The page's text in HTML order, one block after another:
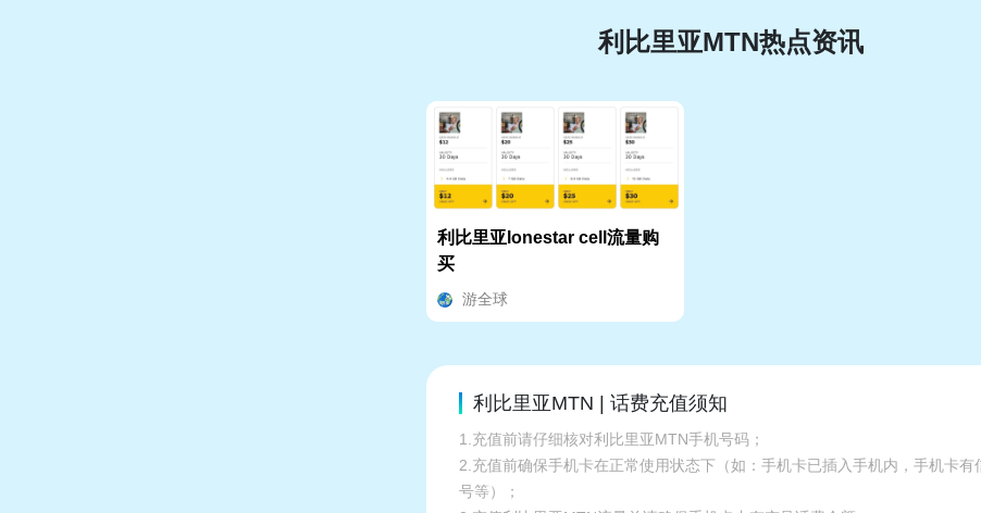
利比里亚MTN热点资讯
利比里亚lonestar cell流量购
买
游全球
利比里亚MTN | 话费充值须知
1.充值前请仔细核对利比里亚MTN手机号码；
2.充值前确保手机卡在正常使用状态下（如：手机卡已插入手机内，手机卡有
号等）；